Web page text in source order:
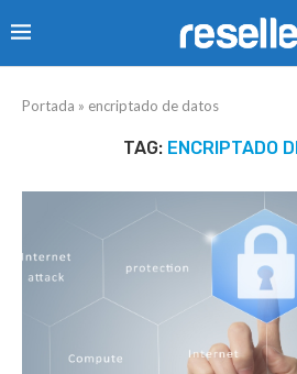
Portada » encriptado de datos
TAG: ENCRIPTADO